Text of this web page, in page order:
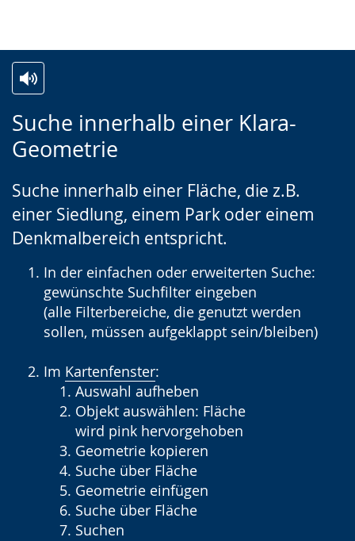
Suche innerhalb einer Klara-
Geometrie
Suche innerhalb einer Fläche, die z.B.
einer Siedlung, einem Park oder einem
Denkmalbereich entspricht.
In der einfachen oder erweiterten Suche:
gewünschte Suchfilter eingeben
(alle Filterbereiche, die genutzt werden
sollen, müssen aufgeklappt sein/bleiben)
Im Kartenfenster:
Auswahl aufheben
Objekt auswählen: Fläche
wird pink hervorgehoben
Geometrie kopieren
Suche über Fläche
Geometrie einfügen
Suche über Fläche
Suchen
Leichten
Sprache
Audio-
Unterstützung.
Video
in
Gebärdensprache
wird
angezeigt.